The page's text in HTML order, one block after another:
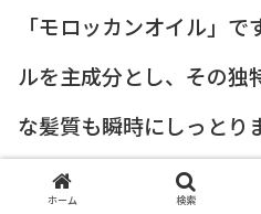
「モロッカンオイル」
ルを主成分とし、その独
な髪質も瞬時にしっとり
で、世界中の美容師に愛
ホーム 検索